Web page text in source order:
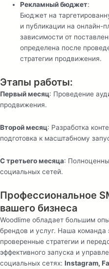
Рекламный бюджет:
Бюджет на
и публикации на онлайн-
зависимости от
определена после
стратегии продвижения.
Этапы работы:
Первый месяц: Проведение
продвижения.
Второй месяц: Разработка
подготовка к масштабному
С третьего месяца:
социальных сетей.
Профессиональное
вашего бизнеса
Woodlime обладает большим
брендов и услуг. Наша команда
проверенные стратегии и
эффективного запуска и
социальных сетях: Instagram,